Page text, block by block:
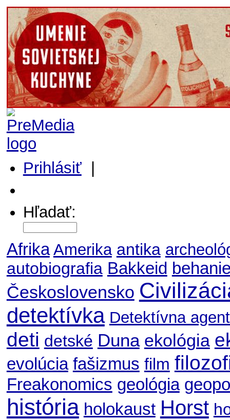
Prihlásiť|
Hľadať:
Afrika Amerika antika
autobiografia Bakkeid
Československo
detektívka Detektívna
deti detské Duna ekológia
evolúcia fašizmus film
Freakonomics geológia
história holokaust Horst